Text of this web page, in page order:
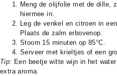
Meng de olijfolie met de dille,
hiermee in.
Leg de venkel en citroen in
Plaats de zalm erbovenop.
Stoom 15 minuten op 85°C.
Serveer met krieltjes of een
Tip: Een beetje witte wijn in het
extra aroma.